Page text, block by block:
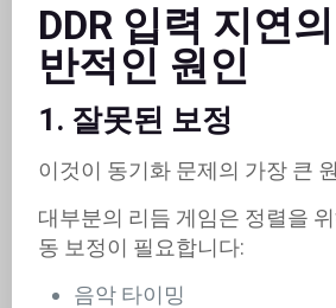
DDR 입력 지연
반적인 원인
1. 잘못된 보정
이것이 동기화 문제의 가장 큰
대부분의 리듬 게임은 정렬을
동 보정이 필요합니다:
음악 타이밍